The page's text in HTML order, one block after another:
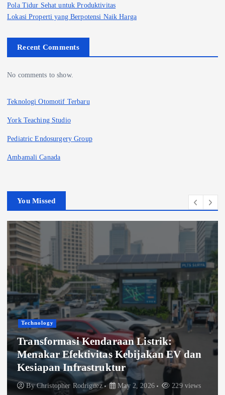
Pola Tidur Sehat untuk Produktivitas
Lokasi Properti yang Berpotensi Naik Harga
Recent Comments
No comments to show.
Teknologi Otomotif Terbaru
York Teaching Studio
Pediatric Endosurgery Group
Ambamali Canada
You Missed
Technology
Transformasi Kendaraan Listrik:
Menakar Efektivitas Kebijakan EV dan
Kesiapan Infrastruktur
ByChristopher Rodriguez May 2, 2026 229 views